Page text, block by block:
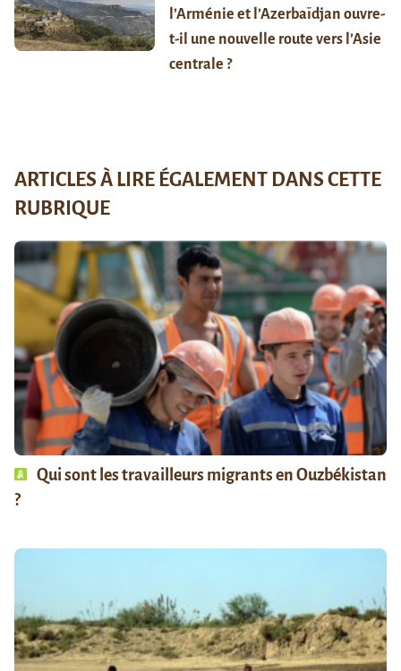
l’Arménie et l’Azerbaïdjan ouvre-
t-il une nouvelle route vers l’Asie
centrale ?
ARTICLES À LIRE ÉGALEMENT DANS CETTE
RUBRIQUE
Qui sont les travailleurs migrants en Ouzbékistan
?